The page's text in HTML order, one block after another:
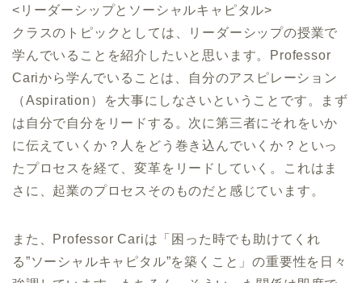
<リーダーシップとソーシャルキャピタル>
クラスのトピックとしては、リーダーシップの授業で
学んでいることを紹介したいと思います。Professor
Cariから学んでいることは、自分のアスピレーション
（Aspiration）を大事にしなさいということです。まず
は自分で自分をリードする。次に第三者にそれをいか
に伝えていくか？人をどう巻き込んでいくか？といっ
たプロセスを経て、変革をリードしていく。これはま
さに、起業のプロセスそのものだと感じています。
また、Professor Cariは「困った時でも助けてくれ
る”ソーシャルキャピタル”を築くこと」の重要性を日々